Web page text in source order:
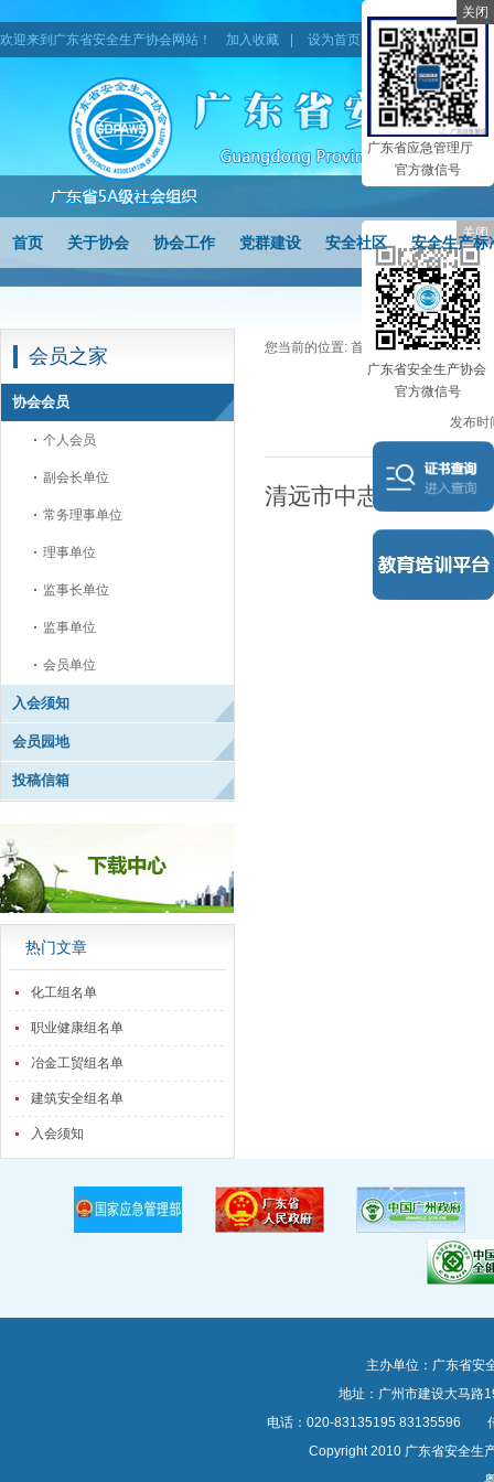
欢迎来到广东省安全生产协会网站！ 加入收藏 设为首页 网站地图
首页 关于协会 协会工作 党群建设 安全社区 安全生产标
会员之家
协会会员
个人会员
副会长单位
常务理事单位
理事单位
监事长单位
监事单位
会员单位
入会须知
会员园地
投稿信箱
热门文章
化工组名单
职业健康组名单
冶金工贸组名单
建筑安全组名单
入会须知
您当前的位置: 首页>会员之家>协会
发布
清远市中志应急救援
主办单位：广东省
地址：广州市建设大马
电话：020-83135195 83135596
Copyright 2010 广东省安全生
广东省应急管理厅
官方微信号
关闭
广东省安全生产协会
官方微信号
关闭